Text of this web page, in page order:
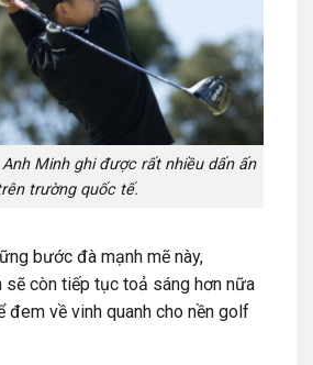
Minh ghi được rất nhiều dấn ấn
trường quốc tế.
bước đà mạnh mẽ này,
sẽ còn tiếp tục toả sáng hơn nữa
đem về vinh quanh cho nền golf